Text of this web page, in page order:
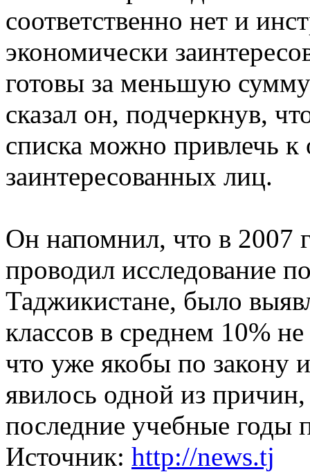
соответственно нет и
экономически
готовы за меньшую сумму
сказал он, подчеркнув,
списка можно привлечь к
заинтересованных лиц.
Он напомнил, что в 2007
проводил исследование
Таджикистане, было
классов в среднем 10%
что уже якобы по закону
явилось одной из
последние учебные годы
Источник: http://news.tj